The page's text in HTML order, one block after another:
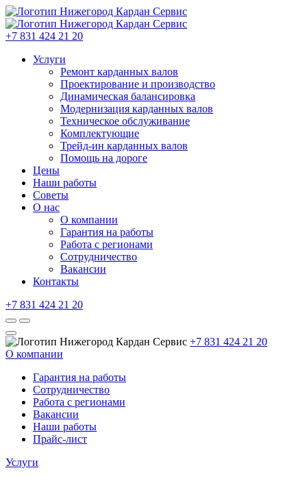
+7 831 424 21 20
Услуги
Ремонт карданных валов
Проектирование и производство
Динамическая балансировка
Модернизация карданных валов
Техническое обслуживание
Комплектующие
Трейд-ин карданных валов
Помощь на дороге
Цены
Наши работы
Советы
О нас
О компании
Гарантия на работы
Работа с регионами
Сотрудничество
Вакансии
Контакты
+7 831 424 21 20
+7 831 424 21 20
О компании
Гарантия на работы
Сотрудничество
Работа с регионами
Вакансии
Наши работы
Прайс-лист
Услуги